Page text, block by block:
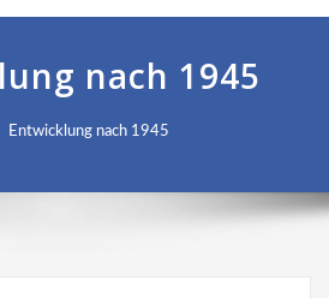
nach 1945
Entwicklung nach 1945